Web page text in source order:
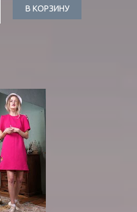
В КОРЗИНУ